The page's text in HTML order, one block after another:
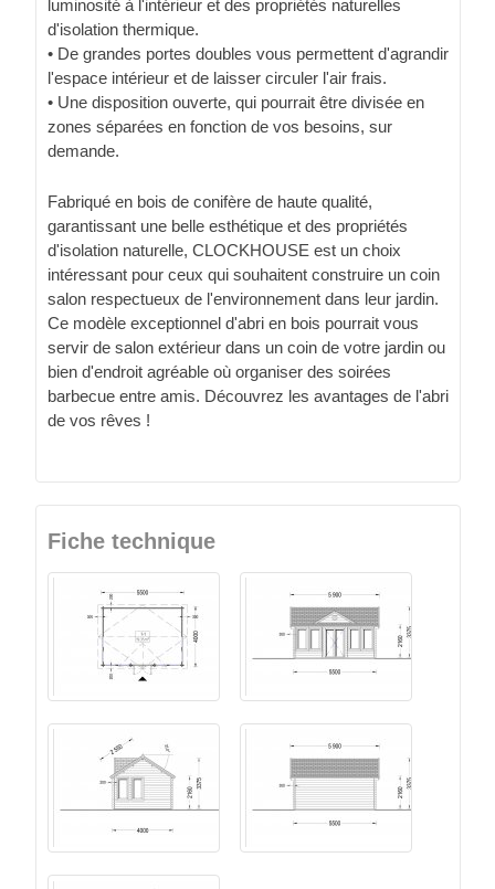
luminosité à l'intérieur et des propriétés naturelles
d'isolation thermique.
• De grandes portes doubles vous permettent d'agrandir
l'espace intérieur et de laisser circuler l'air frais.
• Une disposition ouverte, qui pourrait être divisée en
zones séparées en fonction de vos besoins, sur
demande.
Fabriqué en bois de conifère de haute qualité,
garantissant une belle esthétique et des propriétés
d'isolation naturelle, CLOCKHOUSE est un choix
intéressant pour ceux qui souhaitent construire un coin
salon respectueux de l'environnement dans leur jardin.
Ce modèle exceptionnel d'abri en bois pourrait vous
servir de salon extérieur dans un coin de votre jardin ou
bien d'endroit agréable où organiser des soirées
barbecue entre amis. Découvrez les avantages de l'abri
de vos rêves !
Fiche technique